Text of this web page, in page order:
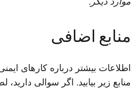
منابع اضافی
اطلاعات بیشتر درباره کارهای